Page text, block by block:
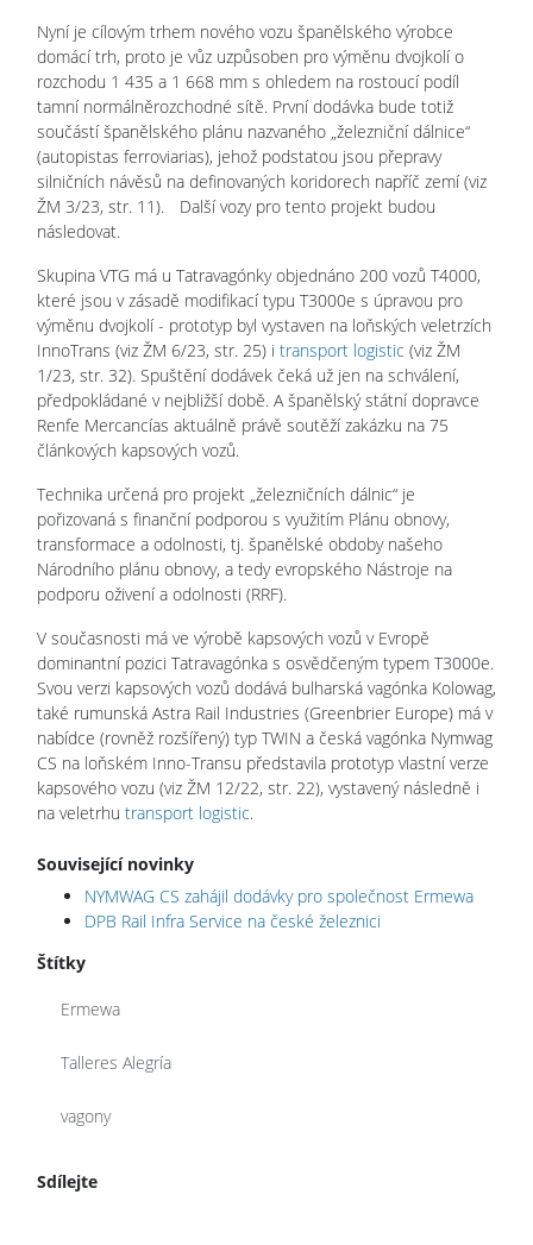
Nyní je cílovým trhem nového vozu španělského výrobce
domácí trh, proto je vůz uzpůsoben pro výměnu dvojkolí o
rozchodu 1 435 a 1 668 mm s ohledem na rostoucí podíl
tamní normálněrozchodné sítě. První dodávka bude totiž
součástí španělského plánu nazvaného „železniční dálnice“
(autopistas ferroviarias), jehož podstatou jsou přepravy
silničních návěsů na definovaných koridorech napříč zemí (viz
ŽM 3/23, str. 11). Další vozy pro tento projekt budou
následovat.
Skupina VTG má u Tatravagónky objednáno 200 vozů T4000,
které jsou v zásadě modifikací typu T3000e s úpravou pro
výměnu dvojkolí - prototyp byl vystaven na loňských veletrzích
InnoTrans (viz ŽM 6/23, str. 25) i transport logistic (viz ŽM
1/23, str. 32). Spuštění dodávek čeká už jen na schválení,
předpokládané v nejbližší době. A španělský státní dopravce
Renfe Mercancías aktuálně právě soutěží zakázku na 75
článkových kapsových vozů.
Technika určená pro projekt „železničních dálnic“ je
pořizovaná s finanční podporou s využitím Plánu obnovy,
transformace a odolnosti, tj. španělské obdoby našeho
Národního plánu obnovy, a tedy evropského Nástroje na
podporu oživení a odolnosti (RRF).
V současnosti má ve výrobě kapsových vozů v Evropě
dominantní pozici Tatravagónka s osvědčeným typem T3000e.
Svou verzi kapsových vozů dodává bulharská vagónka Kolowag,
také rumunská Astra Rail Industries (Greenbrier Europe) má v
nabídce (rovněž rozšířený) typ TWIN a česká vagónka Nymwag
CS na loňském Inno-Transu představila prototyp vlastní verze
kapsového vozu (viz ŽM 12/22, str. 22), vystavený následně i
na veletrhu transport logistic.
Související novinky
NYMWAG CS zahájil dodávky pro společnost Ermewa
DPB Rail Infra Service na české železnici
Štítky
Ermewa
Talleres Alegría
vagony
Sdílejte